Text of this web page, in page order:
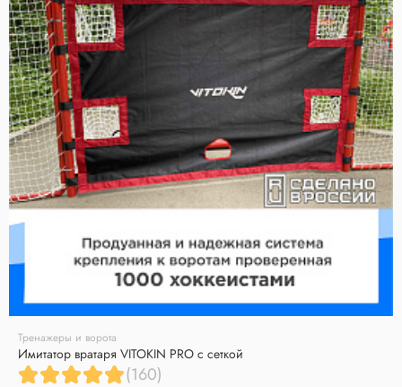
Тренажеры и ворота
Имитатор вратаря VITOKIN PRO с сеткой
(160)